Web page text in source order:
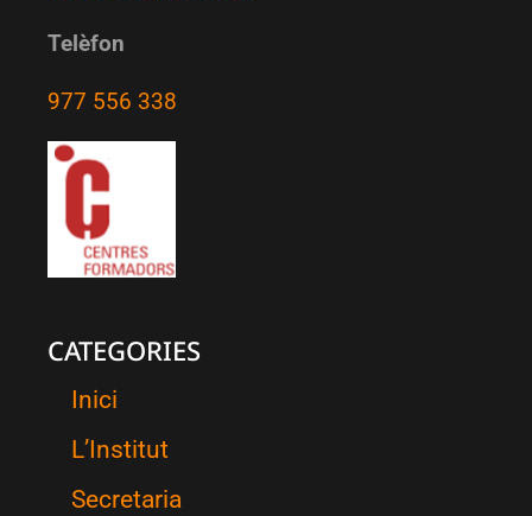
Telèfon
977 556 338
CATEGORIES
Inici
L’Institut
Secretaria